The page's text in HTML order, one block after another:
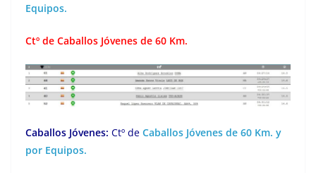
Equipos.
Ctº de Caballos Jóvenes de 60 Km.
Caballos Jóvenes: Ctº de Caballos Jóvenes de 60 Km. y
por Equipos.